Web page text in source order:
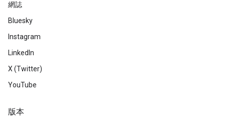
網誌
Bluesky
Instagram
LinkedIn
X (Twitter)
YouTube
版本